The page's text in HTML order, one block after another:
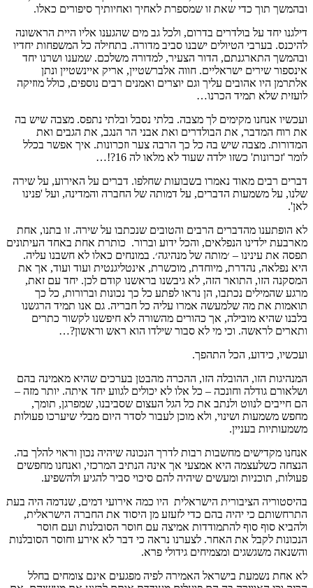
ובהמשך תוך כדי שאת זו שמספרת לאחיך ואחיותיך סיפורים כאלו.
דילגנו יחד על בולדרים בדרום, ולכל גב מים שהגענו אליו היית הראשונה
להיכנס. בערבי הטיולים ישבנו סביב מדורה. בתחילה כל המשפחות יחדיו
ובהמשך התארגנתם, הדור הצעיר, למדורה משלכם. שמענו ושרנו יחד
אינספור שירים ישראליים. חווה אלברשטיין, אריק איינשטיין ונתן
אלתרמן היו אהובים עליך וגם יוצרים ואמנים רבים נוספים, כולל מוזיקה
לועזית שלא תמיד הכרנו…
ועכשיו אנחנו מקימים לך מצבה. בלתי נסבל ובלתי נתפס. מצבה שיש בה
את רוח המדבר, את הבולדרים ואת אבני הר הנגב, את הגבים ואת
המדורות. מצבה שיש בה כל כך הרבה צער וזכרונות. איך אפשר בכלל
לומר 'זכרונות' כשזו ילדה שעוד לא מלאו לה 16?!…
דברים רבים מאוד נאמרו בשבועות שחלפו. דברים על האירוע, על שירה
שלנו, על משמעות הדברים, על דמותה של החברה והמדינה, ועל 'פנינו
לאן'.
לא הופתענו מהדברים הרבים והטובים שנכתבו על שירה. זו בתנו, אחת
מארבעת ילדינו הנפלאים, והכל ידוע וברור. כותרת אחת באחד העיתונים
תפסה את עינינו – ׳מותה של מנהיגה׳. במונחים כאלו לא חשבנו עליה.
היא נפלאה, נהדרת, מיוחדת, מוכשרת, אינטליגנטית ועוד ועוד, אך את
המסקנה הזו, התואר הזה, לא גיבשנו בראשנו קודם לכן. יחד עם זאת,
מרגע שהמילים נכתבו, הן נראו לפתע כל כך נכונות וברורות, כל כך
תואמות את מה שלמעשה אמרו עליה כל חבריה. גם אנו תמיד הרגשנו
בלבנו שהיא מובילה, אך כהורים מהשורה לא חיפשנו לקשור כתרים
ותארים לראשה. וכי מי לא סבור שילדו הוא ראש וראשון?…
ועכשיו, כידוע, הכל התהפך.
המנהיגות הזו, ההובלה הזו, ההכרה מהבטן בערכים שהיא מאמינה בהם
ושלאורם גודלה וחונכה – כל אלו לא יכולים לגווע יחד איתה. יותר מזה –
הם חייבים לנווט ולנתב את כל הגל העצום שסביבנו, שמפרגן, תומך,
מחפש משמעות ושינוי, ולא מוכן לעבור לסדר היום מבלי שיערכו פעולות
משמעותיות בעניין.
אנחנו מקדישים מחשבות רבות לדרך הנכונה שיהיה נכון וראוי להלך בה.
הנצחה כשלעצמה היא אמצעי אך אינה הנתיב המרכזי, ואנחנו מחפשים
פעולות, תוכניות ומעשים שיהיה להם סיכוי סביר להגיע ולהשפיע.
בהיסטוריה הציבורית הישראלית היו כמה אירועי דמים, שנדמה היה בעת
התרחשותם כי יהיה בהם כדי לזעזע מן היסוד את החברה הישראלית,
ולהביא סוף סוף להתמודדות אמיצה עם חוסר הסובלנות ועם חוסר
הנכונות לקבל את האחר. לצערנו נראה כי דבר לא אירע וחוסר הסובלנות
והשנאה משגשגים ומצמיחים גידולי פרא.
לא אחת נשמעת בישראל האמירה לפיה מפגעים אינם צומחים בחלל